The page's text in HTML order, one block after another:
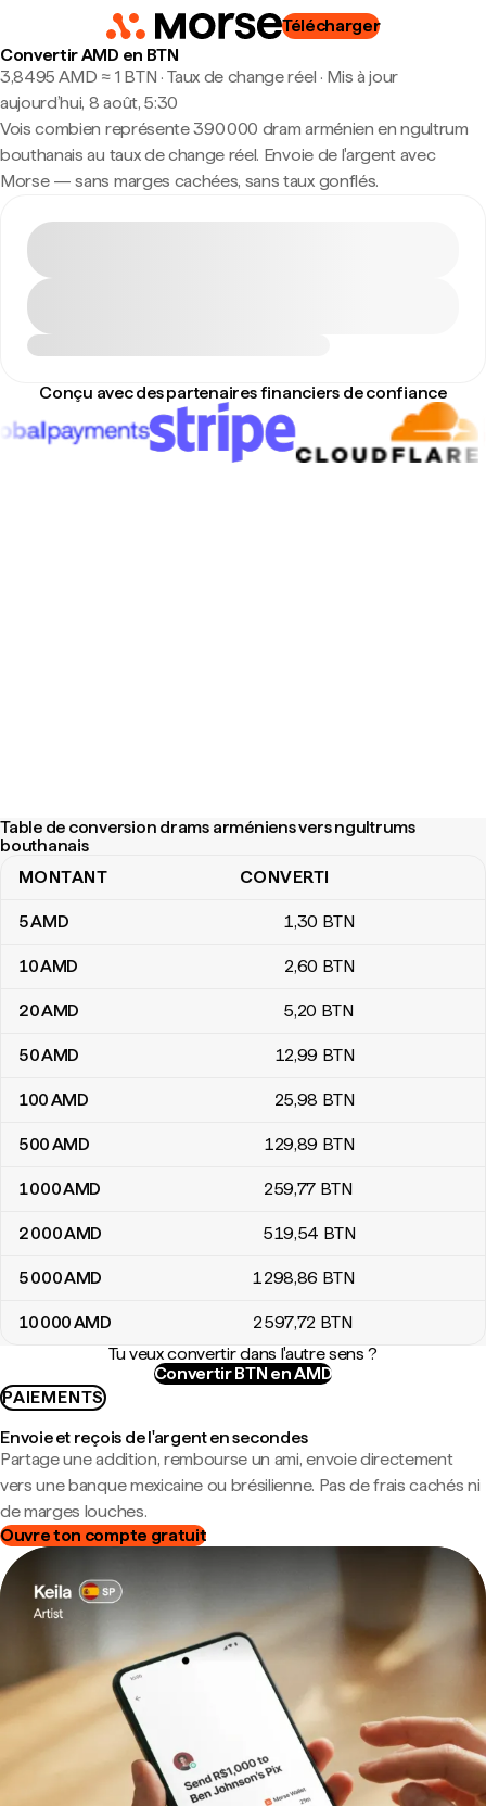
Télécharger
Convertir AMD en BTN
3,8495 AMD ≈ 1 BTN · Taux de change réel · Mis à jour
aujourd’hui, 8 août, 5:30
Vois combien représente 390 000 dram arménien en ngultrum
bouthanais au taux de change réel. Envoie de l'argent avec
Morse — sans marges cachées, sans taux gonflés.
Conçu avec des partenaires financiers de confiance
Table de conversion drams arméniens vers ngultrums
bouthanais
Table de conversion drams arméniens vers ngultrums bouthanais
MONTANT CONVERTI
5AMD 1,30 BTN
10AMD 2,60 BTN
20AMD 5,20 BTN
50AMD 12,99 BTN
100AMD 25,98 BTN
500AMD 129,89 BTN
1 000AMD 259,77 BTN
2 000AMD 519,54 BTN
5 000AMD 1 298,86 BTN
10 000AMD 2 597,72 BTN
Tu veux convertir dans l'autre sens ?
Convertir BTN en AMD
PAIEMENTS
Envoie et reçois de l'argent en secondes
Partage une addition, rembourse un ami, envoie directement
vers une banque mexicaine ou brésilienne. Pas de frais cachés ni
de marges louches.
Ouvre ton compte gratuit